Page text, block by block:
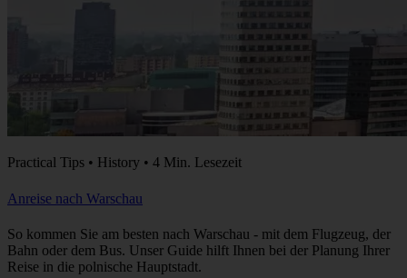
Practical Tips • History • 4 Min. Lesezeit
Anreise nach Warschau
So kommen Sie am besten nach Warschau - mit dem Flugzeug, der
Bahn oder dem Bus. Unser Guide hilft Ihnen bei der Planung Ihrer
Reise in die polnische Hauptstadt.